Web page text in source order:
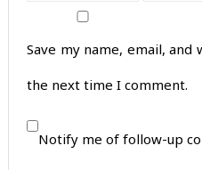
Save my name, email,
the next time I comment.
Notify me of follow-up